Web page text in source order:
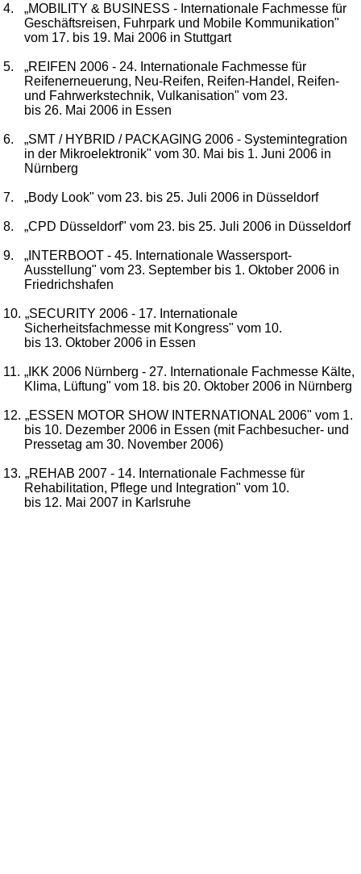
4.
„MOBILITY & BUSINESS - Internationale Fachmesse für
Geschäftsreisen, Fuhrpark und Mobile Kommunikation"
vom 17. bis 19. Mai 2006 in Stuttgart
5.
„REIFEN 2006 - 24. Internationale Fachmesse für
Reifenerneuerung, Neu-Reifen, Reifen-Handel, Reifen-
und Fahrwerkstechnik, Vulkanisation" vom 23.
bis 26. Mai 2006 in Essen
6.
„SMT / HYBRID / PACKAGING 2006 - Systemintegration
in der Mikroelektronik" vom 30. Mai bis 1. Juni 2006 in
Nürnberg
7. „Body Look" vom 23. bis 25. Juli 2006 in Düsseldorf
8. „CPD Düsseldorf" vom 23. bis 25. Juli 2006 in Düsseldorf
9.
„INTERBOOT - 45. Internationale Wassersport-
Ausstellung" vom 23. September bis 1. Oktober 2006 in
Friedrichshafen
10. „SECURITY 2006 - 17. Internationale
Sicherheitsfachmesse mit Kongress" vom 10.
bis 13. Oktober 2006 in Essen
11. „IKK 2006 Nürnberg - 27. Internationale Fachmesse Kälte,
Klima, Lüftung" vom 18. bis 20. Oktober 2006 in Nürnberg
12. „ESSEN MOTOR SHOW INTERNATIONAL 2006" vom 1.
bis 10. Dezember 2006 in Essen (mit Fachbesucher- und
Pressetag am 30. November 2006)
13. „REHAB 2007 - 14. Internationale Fachmesse für
Rehabilitation, Pflege und Integration" vom 10.
bis 12. Mai 2007 in Karlsruhe